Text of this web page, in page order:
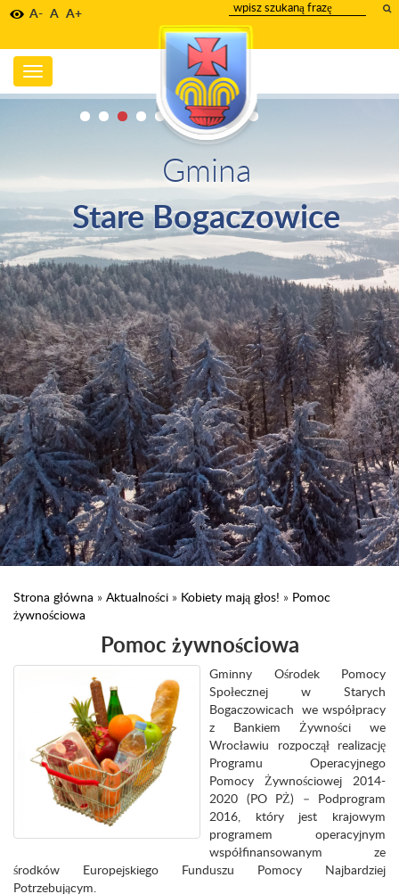
A- A A+
wpisz
szukany
tekst
Toggle
navigation
Gmina
Stare Bogaczowice
Strona główna » Aktualności » Kobiety mają głos! » Pomoc
żywnościowa
Pomoc żywnościowa
Gminny Ośrodek Pomocy
Społecznej w Starych
Bogaczowicach we współpracy
z Bankiem Żywności we
Wrocławiu rozpoczął realizację
Programu Operacyjnego
Pomocy Żywnościowej 2014-
2020 (PO PŻ) – Podprogram
2016, który jest krajowym
programem operacyjnym
współfinansowanym ze
środków Europejskiego Funduszu Pomocy Najbardziej
Potrzebującym.